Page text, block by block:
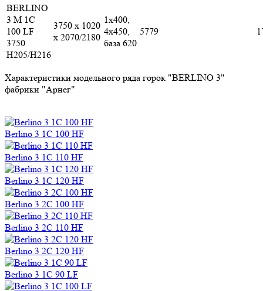
BERLINO
3 M 1C
100 LF
3750
H205/H216
3750 x 1020
x 2070/2180
1х400,
4х450,
база 620
5779
Характеристики модельного ряда горок "BERLINO 3"
фабрики "Арнег"
Berlino 3 1C 100 HF
Berlino 3 1C 110 HF
Berlino 3 1C 120 HF
Berlino 3 2C 100 HF
Berlino 3 2C 110 HF
Berlino 3 2C 120 HF
Berlino 3 1C 90 LF